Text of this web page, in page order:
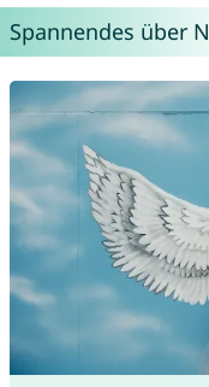
Spannendes über